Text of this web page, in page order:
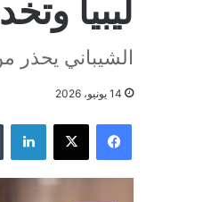
ليبيا
الشيباني يحذر
14 يونيو، 2026
فيسبوك ‫X